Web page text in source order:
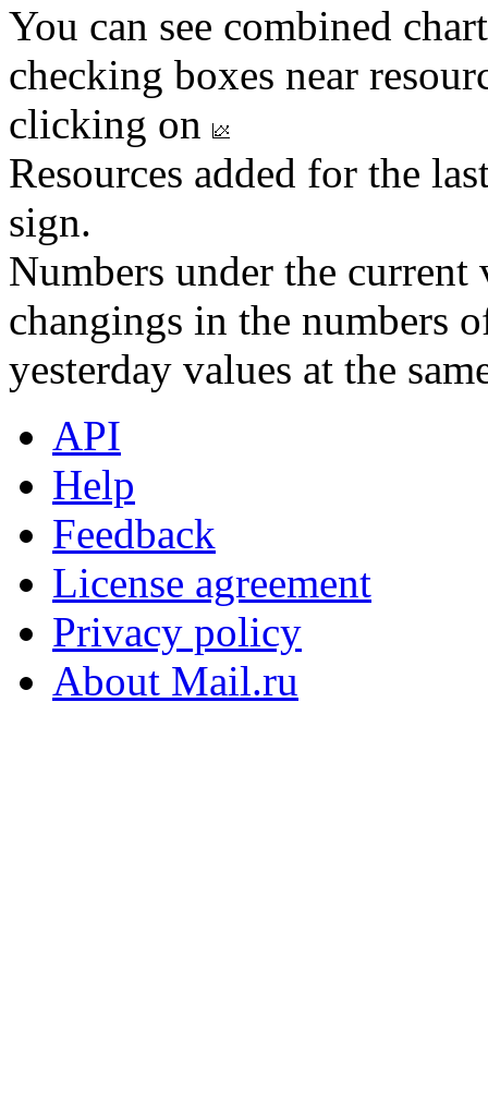
You can see combined
checking boxes near
clicking on
Resources added for the
sign.
Numbers under the
changings in the numbers
yesterday values at the
API
Help
Feedback
License agreement
Privacy policy
About Mail.ru